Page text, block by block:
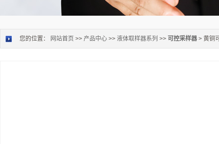
您的位置： 网站首页 >> 产品中心 >> 液体取样器系列 >> 可控采样器 > 黄铜